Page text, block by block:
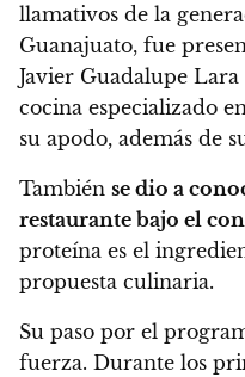
llamativos de la
Guanajuato, fue
Javier Guadalupe
cocina especializado
su apodo, además de
También se dio a
restaurante bajo el
proteína es el
propuesta culinaria.
Su paso por el
fuerza. Durante los